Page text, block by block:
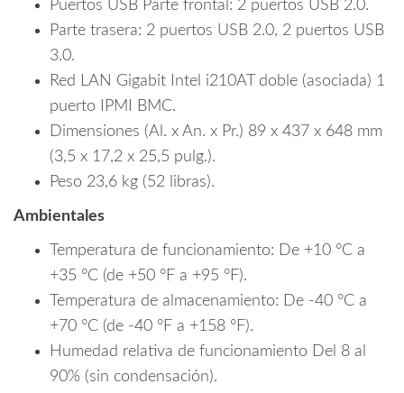
Puertos USB Parte frontal: 2 puertos USB 2.0.
Parte trasera: 2 puertos USB 2.0, 2 puertos USB
3.0.
Red LAN Gigabit Intel i210AT doble (asociada) 1
puerto IPMI BMC.
Dimensiones (Al. x An. x Pr.) 89 x 437 x 648 mm
(3,5 x 17,2 x 25,5 pulg.).
Peso 23,6 kg (52 libras).
Ambientales
Temperatura de funcionamiento: De +10 °C a
+35 °C (de +50 °F a +95 °F).
Temperatura de almacenamiento: De -40 °C a
+70 °C (de -40 °F a +158 °F).
Humedad relativa de funcionamiento Del 8 al
90% (sin condensación).